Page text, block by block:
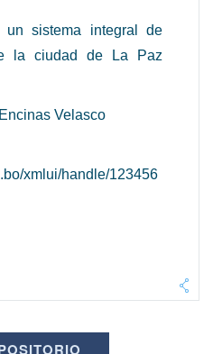
un sistema integral de
la ciudad de La Paz
Velasco
xmlui/handle/123456